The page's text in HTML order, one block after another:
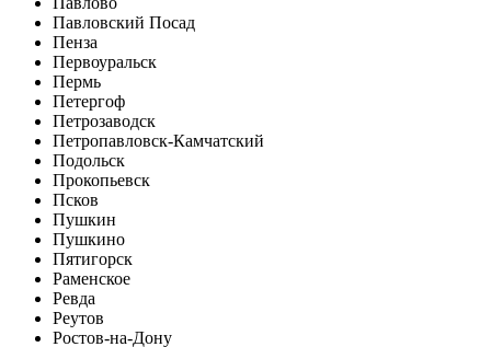
Павловский Посад
Пенза
Первоуральск
Пермь
Петергоф
Петрозаводск
Петропавловск-Камчатский
Подольск
Прокопьевск
Псков
Пушкин
Пушкино
Пятигорск
Раменское
Ревда
Реутов
Ростов-на-Дону